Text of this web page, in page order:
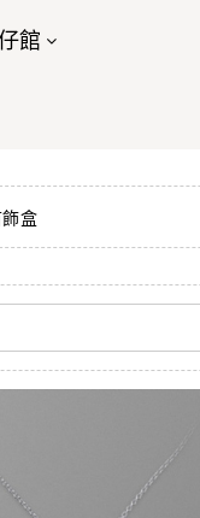
館
盒